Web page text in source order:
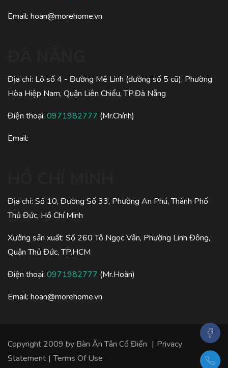
Email: hoan@morehome.vn
Địa chỉ: Lô số 4 - Đường Mê Linh (đường số 5 cũ), Phường
Hòa Hiệp Nam, Quận Liên Chiểu, TP.Đà Nẵng
Điện thoại: 0971982777 (Mr.Chính)
Email:
Địa chỉ: Số 10, Đường Số 33, Phường An Phú, Thành Phố
Thủ Đức, Hồ Chí Minh
Xưởng sản xuất: Số 260 Tô Ngọc Vân, Phường Linh Đông,
Quận Thủ Đức, TP.HCM
Điện thoại: 0971982777 (Mr.Hoàn)
Email: hoan@morehome.vn
Copyright 2009 by Bàn Ăn Tân Cổ Điển | Privacy
Statement | Terms Of Use